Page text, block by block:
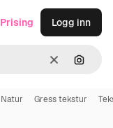
Slett Søk
Prising Logg inn
Natur Gress tekstur